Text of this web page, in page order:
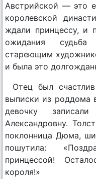
Австрийской — это
королевской
ждали принцессу, и
ожидания
стареющим
и была это
Отец был
выписки из роддома
девочку
Александровну.
поклонница Дюма,
пошутила:
принцессой!
короля!»